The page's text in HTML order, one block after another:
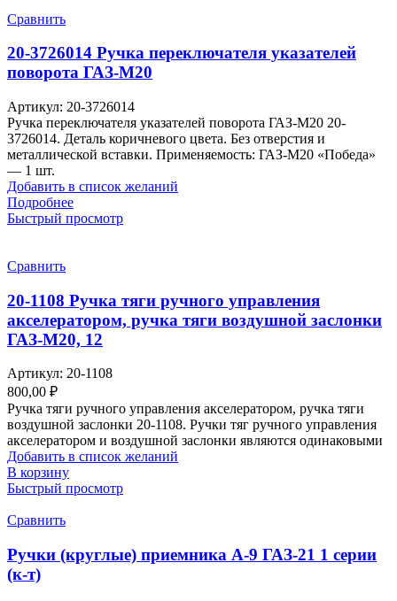
Сравнить
20-3726014 Ручка переключателя указателей
поворота ГАЗ-М20
Артикул: 20-3726014
Ручка переключателя указателей поворота ГАЗ-М20 20-
3726014. Деталь коричневого цвета. Без отверстия и
металлической вставки. Применяемость: ГАЗ-М20 «Победа»
— 1 шт.
Добавить в список желаний
Подробнее
Быстрый просмотр
Сравнить
20-1108 Ручка тяги ручного управления
акселератором, ручка тяги воздушной заслонки
ГАЗ-М20, 12
Артикул: 20-1108
800,00 ₽
Ручка тяги ручного управления акселератором, ручка тяги
воздушной заслонки 20-1108. Ручки тяг ручного управления
акселератором и воздушной заслонки являются одинаковыми
Добавить в список желаний
В корзину
Быстрый просмотр
Сравнить
Ручки (круглые) приемника А-9 ГАЗ-21 1 серии
(к-т)